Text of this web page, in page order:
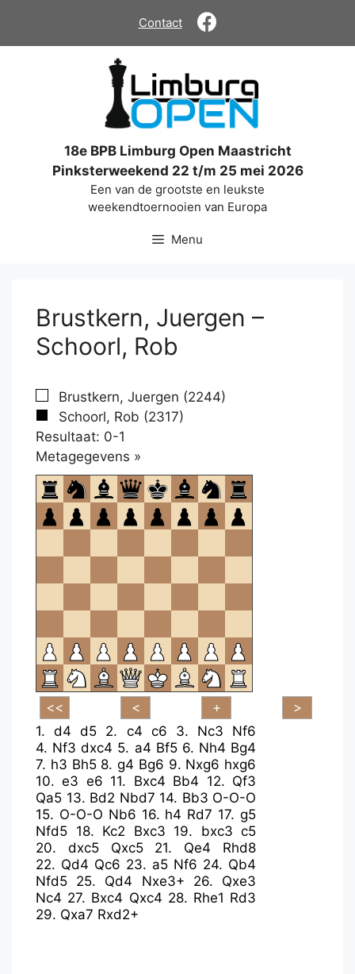
de
Contact
18e BPB Limburg Open Maastricht
Pinksterweekend 22 t/m 25 mei 2026
Een van de grootste en leukste
weekendtoernooien van Europa
Menu
Brustkern, Juergen –
Schoorl, Rob
Brustkern, Juergen (2244)
Schoorl, Rob (2317)
Resultaat: 0-1
Metagegevens »
om
te
openen.
1.d4 d5 2. c4 c6 3. Nc3
Nf6
4. Nf3 dxc4 5. a4 Bf5 6. Nh4 Bg4
7. h3 Bh5 8. g4 Bg6 9. Nxg6 hxg6
10.e3 e6 11. Bxc4 Bb4 12. Qf3
Qa5 13. Bd2 Nbd7 14. Bb3 O-O-O
15. O-O-O Nb6 16. h4 Rd7 17.g5
Nfd5 18. Kc2 Bxc3 19. bxc3 c5
20. dxc5 Qxc5 21. Qe4
Rhd8
22. Qd4 Qc6 23. a5 Nf6 24. Qb4
Nfd5 25. Qd4 Nxe3+ 26. Qxe3
Nc4 27. Bxc4 Qxc4 28. Rhe1 Rd3
29. Qxa7 Rxd2+